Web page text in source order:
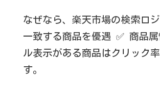
なぜなら、楽天市場の検索ロ
一致する商品を優遇 ✅ 商品
ル表示がある商品はクリック
す。